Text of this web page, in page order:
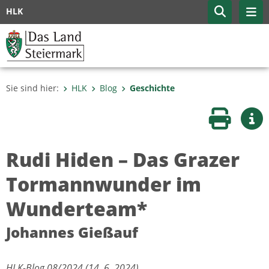
HLK
Sie sind hier: HLK Blog Geschichte
Seite
Rudi Hiden – Das Grazer
Tormannwunder im
Wunderteam*
Johannes Gießauf